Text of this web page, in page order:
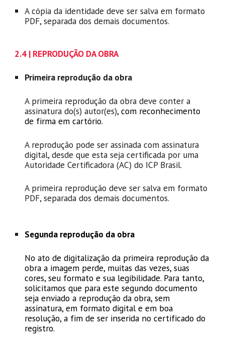
Acópia da identidade deve ser salva em formato
PDF, separada dos demais documentos.
2.4 | REPRODUÇÃO DA OBRA
Primeira reprodução da obra
A primeira reprodução da obra deve conter a
assinatura do(s) autor(es), com reconhecimento
de firma em cartório.
A reprodução pode ser assinada com assinatura
digital, desde que esta seja certificada por uma
Autoridade Certificadora (AC) do ICP Brasil.
A primeira reproduçãodeve ser salva em formato
PDF, separada dos demais documentos.
Segunda reprodução da obra
No ato de digitalização da primeira reprodução da
obra a imagem perde, muitas das vezes, suas
cores, seu formato e sua legibilidade. Para tanto,
solicitamos que para este segundo documento
seja enviado a reprodução da obra, sem
assinatura, em formato digital e em boa
resolução, a fim de ser inserida no certificado do
registro.